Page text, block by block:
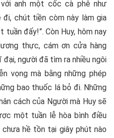
anh một cốc cà phê như
đi, chút tiền còm này làm gia
đấy!”. Còn Huy, hôm nay
thực, cám ơn cửa hàng
người đã tìm ra nhiều ngôi
vọng mà bằng những phép
bao thuốc lá bỏ đi. Những
cách của Người mà Huy sẽ
một tuần lễ hòa bình điều
chưa hề tồn tại giây phút nào